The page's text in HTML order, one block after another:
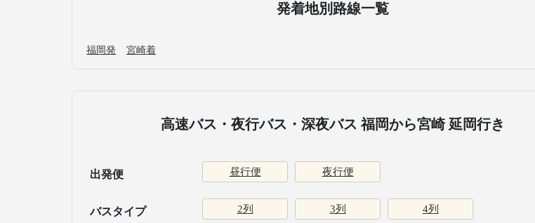
発着地別路線一覧
福岡発 宮崎着
高速バス・夜行バス・深夜バス 福岡から宮崎 延岡行き
出発便 昼行便 夜行便
バスタイプ 2列 3列 4列